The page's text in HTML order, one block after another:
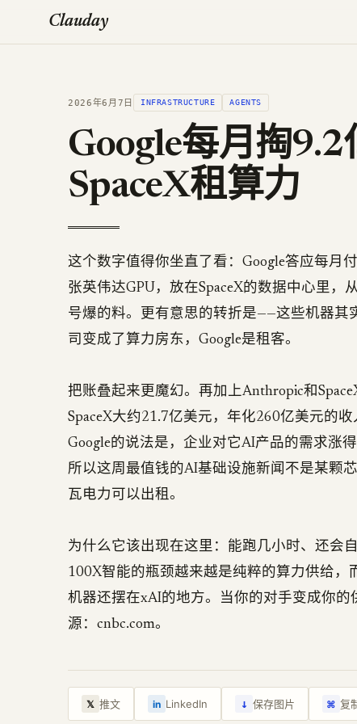
Clauday
2026年6月7日 INFRASTRUCTURE AGENTS
Google每月掏9.2
SpaceX租算力
这个数字值得你坐直了看：Google答应每月
张英伟达GPU，放在SpaceX的数据中心里，
号爆的料。更有意思的转折是——这些机器其
司变成了算力房东，Google是租客。
把账叠起来更魔幻。再加上Anthropic和
SpaceX大约21.7亿美元，年化260亿美元的收
Google的说法是，企业对它AI产品的需求涨
所以这周最值钱的AI基础设施新闻不是某颗
瓦电力可以出租。
为什么它该出现在这里：能跑几小时、还会
100X智能的瓶颈越来越是纯粹的算力供给，
机器还摆在xAI的地方。当你的对手变成你
源：cnbc.com。
𝕏 推文 in LinkedIn ↓ 保存图片 ⌘ 复